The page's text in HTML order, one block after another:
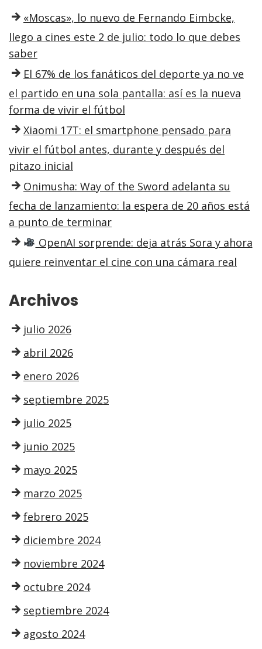
«Moscas», lo nuevo de Fernando Eimbcke,
llego a cines este 2 de julio: todo lo que debes
saber
El 67% de los fanáticos del deporte ya no ve
el partido en una sola pantalla: así es la nueva
forma de vivir el fútbol
Xiaomi 17T: el smartphone pensado para
vivir el fútbol antes, durante y después del
pitazo inicial
Onimusha: Way of the Sword adelanta su
fecha de lanzamiento: la espera de 20 años está
a punto de terminar
OpenAI sorprende: deja atrás Sora y ahora
quiere reinventar el cine con una cámara real
Archivos
julio 2026
abril 2026
enero 2026
septiembre 2025
julio 2025
junio 2025
mayo 2025
marzo 2025
febrero 2025
diciembre 2024
noviembre 2024
octubre 2024
septiembre 2024
agosto 2024